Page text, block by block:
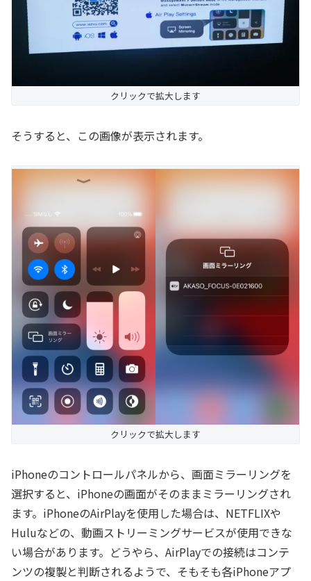
クリックで拡大します
そうすると、この画像が表示されます。
クリックで拡大します
iPhoneのコントロールパネルから、画面ミラーリングを
選択すると、iPhoneの画面がそのままミラーリングされ
ます。iPhoneのAirPlayを使用した場合は、NETFLIXや
Huluなどの、動画ストリーミングサービスが使用できな
い場合があります。どうやら、AirPlayでの接続はコンテ
ンツの複製と判断されるようで、そもそも各iPhoneアプ